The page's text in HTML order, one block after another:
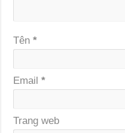
Tên*
Email*
Trang web